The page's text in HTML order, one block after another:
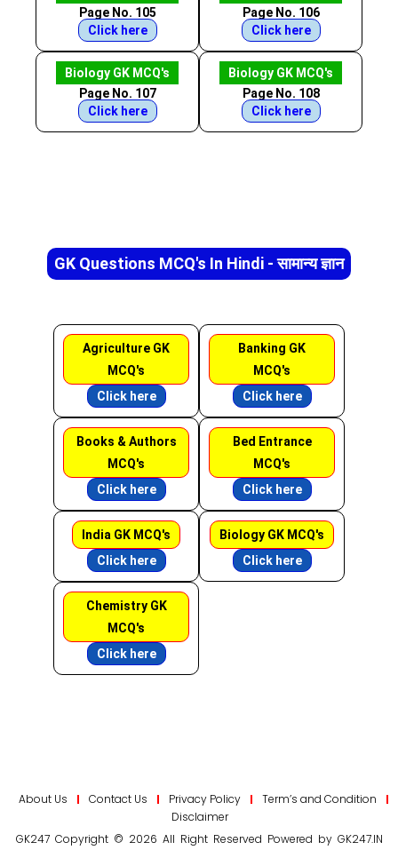
Page No. 105
Click here
Page No. 106
Click here
Biology GK MCQ's
Page No. 107
Click here
Biology GK MCQ's
Page No. 108
Click here
GK Questions MCQ's In Hindi - सामान्य ज्ञान
Agriculture GK
MCQ's
Click here
Banking GK
MCQ's
Click here
Books & Authors
MCQ's
Click here
Bed Entrance
MCQ's
Click here
India GK MCQ's
Click here
Biology GK MCQ's
Click here
Chemistry GK
MCQ's
Click here
About Us Contact Us Privacy Policy
Term’s and Condition
Disclaimer
GK247 Copyright © 2026 All Right Reserved Powered by GK247.IN